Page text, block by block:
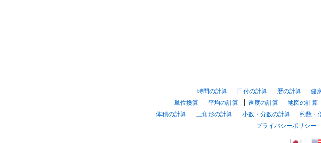
時間の計算 日付の計算 暦の計算 健
単位換算
平均の計算 速度の計算 地図の計算
体積の計算
三角形の計算 小数・分数の計算 約数・
プライバシーポリシー